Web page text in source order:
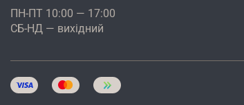
ПН-ПТ 10:00 — 17:00
СБ-НД — вихідний